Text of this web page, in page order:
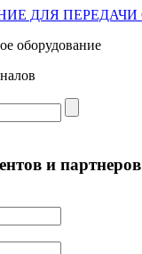
оборудование
и партнеров